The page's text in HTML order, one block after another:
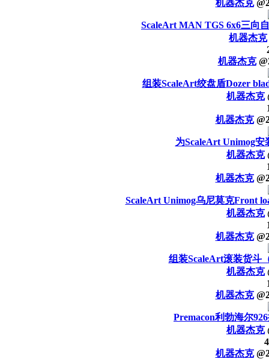
机器杰克 @
ScaleArt MAN TGS 6x6三向
机器杰克
机器杰克 @
组装ScaleArt绞盘盾Dozer
机器杰克
机器杰克 @
为ScaleArt Unimog安
机器杰克
机器杰克 @
ScaleArt Unimog乌尼莫克Front
机器杰克
机器杰克 @
组装ScaleArt滚装货斗
机器杰克
机器杰克 @
Premacon利勃海尔
机器杰克
机器杰克 @